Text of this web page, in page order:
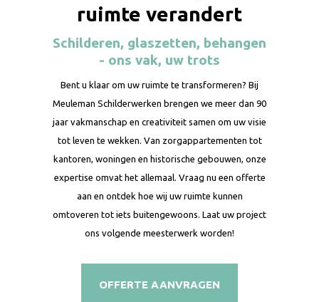
ruimte verandert
Schilderen, glaszetten, behangen
- ons vak, uw trots
Bent u klaar om uw ruimte te transformeren? Bij
Meuleman Schilderwerken brengen we meer dan 90
jaar vakmanschap en creativiteit samen om uw visie
tot leven te wekken. Van zorgappartementen tot
kantoren, woningen en historische gebouwen, onze
expertise omvat het allemaal. Vraag nu een offerte
aan en ontdek hoe wij uw ruimte kunnen
omtoveren tot iets buitengewoons. Laat uw project
ons volgende meesterwerk worden!
OFFERTE AANVRAGEN